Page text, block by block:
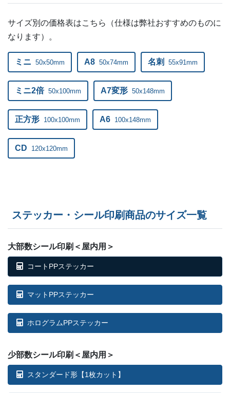
サイズ別の価格表はこちら（仕様は弊社おすすめのものに
なります）。
ミニ 50x50mm A8 50x74mm 名刺 55x91mm
ミニ2倍 50x100mm A7変形 50x148mm
正方形 100x100mm A6 100x148mm
CD 120x120mm
ステッカー・シール印刷商品のサイズ一覧
大部数シール印刷＜屋内用＞
コートPPステッカー
マットPPステッカー
ホログラムPPステッカー
少部数シール印刷＜屋内用＞
スタンダード形【1枚カット】